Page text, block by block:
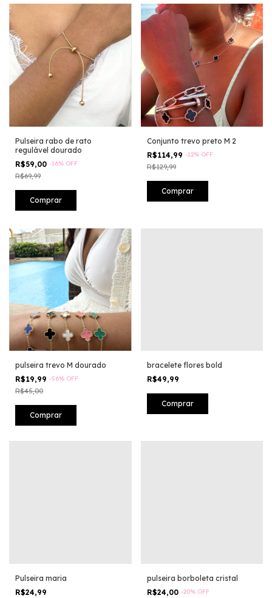
Pulseira rabo de rato
regulável dourado
R$59,00 -16% OFF
R$69,99
Conjunto trevo preto M 2
R$114,99 -12% OFF
R$129,99
pulseira trevo M dourado
R$19,99 -56% OFF
R$45,00
Comprar
bracelete flores bold
R$49,99
Pulseira maria
R$24,99
pulseira borboleta cristal
R$24,00 -20% OFF